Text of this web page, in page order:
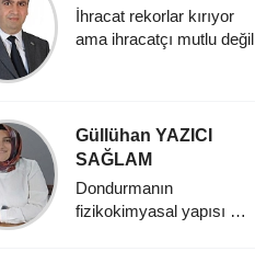
İhracat rekorlar kırıyor
ama ihracatçı mutlu değil
Güllühan YAZICI
SAĞLAM
Dondurmanın
fizikokimyasal yapısı ve